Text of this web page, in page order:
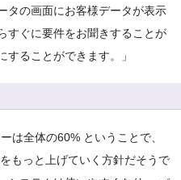
タの画面にお客様データが表示
すぐに要件をお聞きすることが
ることができます。」
は全体の60% ということで、
もっと上げていく方針だそうで